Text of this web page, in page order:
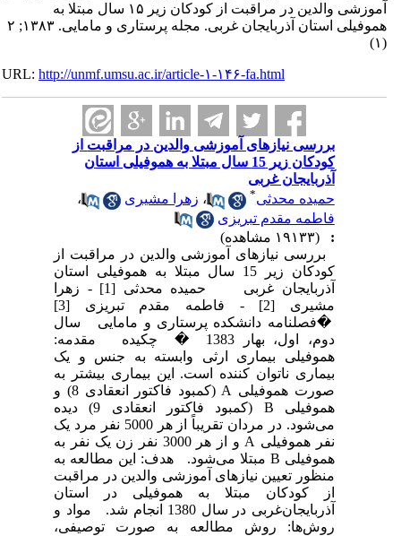
آموزشی والدین در مراقبت از کودکان زیر ۱۵ سال مبتلا به
هموفیلی استان آذربایجان غربی. مجله پرستاری و مامایی. ۱۳۸۳; ۲
URL:http://unmf.umsu.ac.ir/article-۱-۱۴۶-fa.html
بررسی نیازهای آموزشی والدین در مراقبت از
کودکان زیر 15 سال مبتلا به هموفیلی استان
آذربایجان غربی
حمیده محدثی
،زهرا مشیری
،
فاطمه مقدم تبریزی
بررسی نیازهای آموزشی والدین در مراقبت از
کودکان زیر 15 سال مبتلا به هموفیلی استان
آذربایجان غربی حمیده محدثی [1] - زهرا
مشیری [2] - فاطمه مقدم تبریزی [3]
�فصلنامه دانشکده پرستاری و مامایی سال
دوم، اول، بهار 1383 � چکیده مقدمه:
هموفیلی بیماری ارثی وابسته به جنس و یک
بیماری ناتوان کننده است. این بیماری بیشتر به
صورت هموفیلی A (کمبود فاکتور انعقادی 8) و
هموفیلی B (کمبود فاکتور انعقادی 9) دیده
می‌شود. در مردان تقریباً از هر 5000 نفر مرد یک
نفر هموفیلی A و از هر 3000 نفر زن یک نفر به
هموفیلی B مبتلا می‌شود. هدف: این مطالعه به
منظور تعیین نیازهای آموزشی والدین در مراقبت
از کودکان مبتلا به هموفیلی در استان
آذربایجان‌غربی در سال 1380 انجام شد. مواد و
روش‌ها: روش مطالعه به صورت توصیفی،